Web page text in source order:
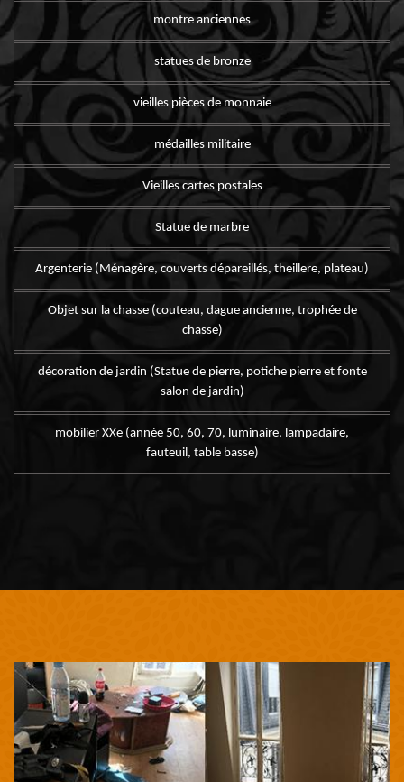
montre anciennes
statues de bronze
vieilles pièces de monnaie
médailles militaire
Vieilles cartes postales
Statue de marbre
Argenterie (Ménagère, couverts dépareillés, theillere, plateau)
Objet sur la chasse (couteau, dague ancienne, trophée de
chasse)
décoration de jardin (Statue de pierre, potiche pierre et fonte
salon de jardin)
mobilier XXe (année 50, 60, 70, luminaire, lampadaire,
fauteuil, table basse)